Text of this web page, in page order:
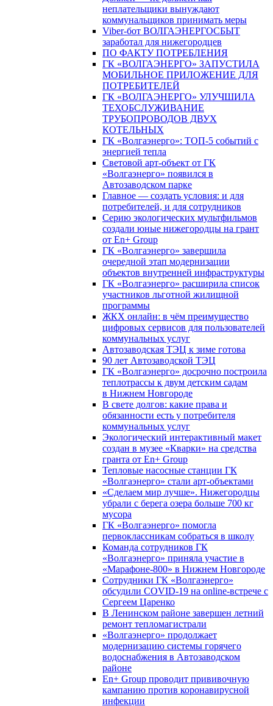
неплательщики вынуждают
коммунальщиков принимать меры
Viber-бот ВОЛГАЭНЕРГОСБЫТ
заработал для нижегородцев
ПО ФАКТУ ПОТРЕБЛЕНИЯ
ГК «ВОЛГАЭНЕРГО» ЗАПУСТИЛА
МОБИЛЬНОЕ ПРИЛОЖЕНИЕ ДЛЯ
ПОТРЕБИТЕЛЕЙ
ГК «ВОЛГАЭНЕРГО» УЛУЧШИЛА
ТЕХОБСЛУЖИВАНИЕ
ТРУБОПРОВОДОВ ДВУХ
КОТЕЛЬНЫХ
ГК «Волгаэнерго»: ТОП-5 событий с
энергией тепла
Световой арт-объект от ГК
«Волгаэнерго» появился в
Автозаводском парке
Главное — создать условия: и для
потребителей, и для сотрудников
Серию экологических мультфильмов
создали юные нижегородцы на грант
от En+ Group
ГК «Волгаэнерго» завершила
очередной этап модернизации
объектов внутренней инфраструктуры
ГК «Волгаэнерго» расширила список
участников льготной жилищной
программы
ЖКХ онлайн: в чём преимущество
цифровых сервисов для пользователей
коммунальных услуг
Автозаводская ТЭЦ к зиме готова
90 лет Автозаводской ТЭЦ
ГК «Волгаэнерго» досрочно построила
теплотрассы к двум детским садам
в Нижнем Новгороде
В свете долгов: какие права и
обязанности есть у потребителя
коммунальных услуг
Экологический интерактивный макет
создан в музее «Кварки» на средства
гранта от En+ Group
Тепловые насосные станции ГК
«Волгаэнерго» стали арт-объектами
«Сделаем мир лучше». Нижегородцы
убрали с берега озера больше 700 кг
мусора
ГК «Волгаэнерго» помогла
первоклассникам собраться в школу
Команда сотрудников ГК
«Волгаэнерго» приняла участие в
«Марафоне-800» в Нижнем Новгороде
Сотрудники ГК «Волгаэнерго»
обсудили COVID-19 на online-встрече с
Сергеем Царенко
В Ленинском районе завершен летний
ремонт тепломагистрали
«Волгаэнерго» продолжает
модернизацию системы горячего
водоснабжения в Автозаводском
районе
En+ Group проводит прививочную
кампанию против коронавирусной
инфекции